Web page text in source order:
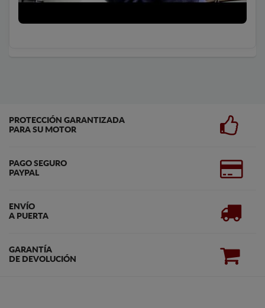
PROTECCIÓN GARANTIZADA
PARA SU MOTOR
PAGO SEGURO
PAYPAL
ENVÍO
A PUERTA
GARANTÍA
DE DEVOLUCIÓN